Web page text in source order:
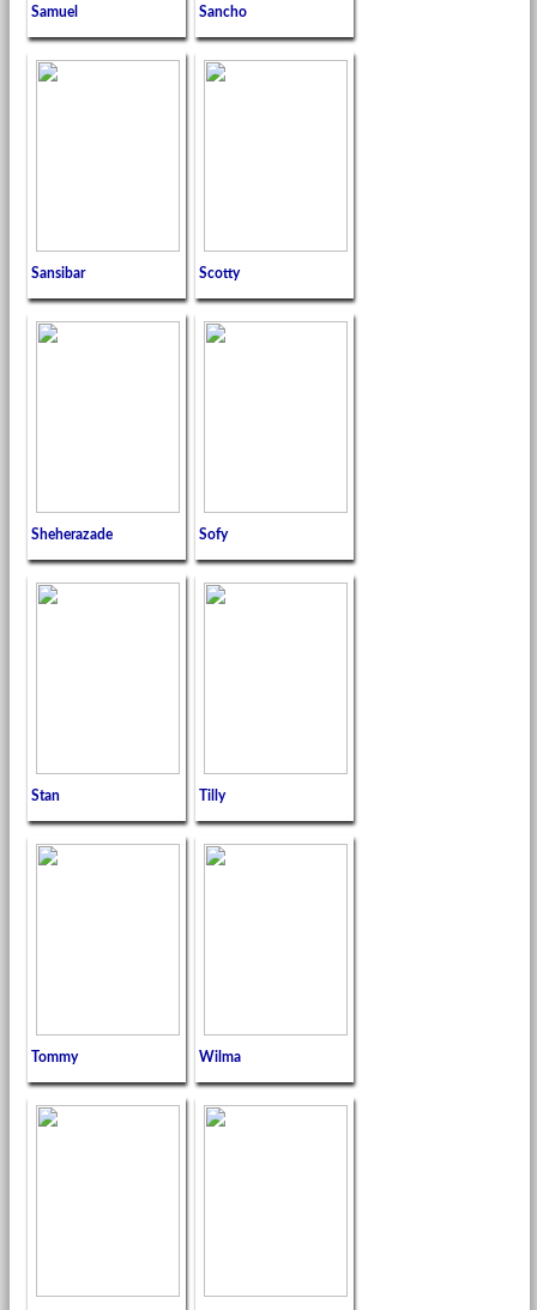
Samuel Sancho
Sansibar Scotty
Sheherazade Sofy
Stan Tilly
Tommy Wilma